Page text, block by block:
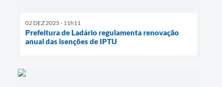
02 DEZ 2025 - 11h11
Prefeitura de Ladário regulamenta renovação
anual das isenções de IPTU